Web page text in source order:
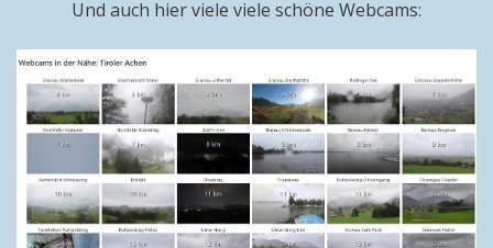
Und auch hier viele viele schöne Webcams: